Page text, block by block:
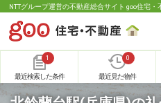
NTTグループ運営の不動産総合サイト goo住宅・
1
最近検索した条件
0
最近見た物件